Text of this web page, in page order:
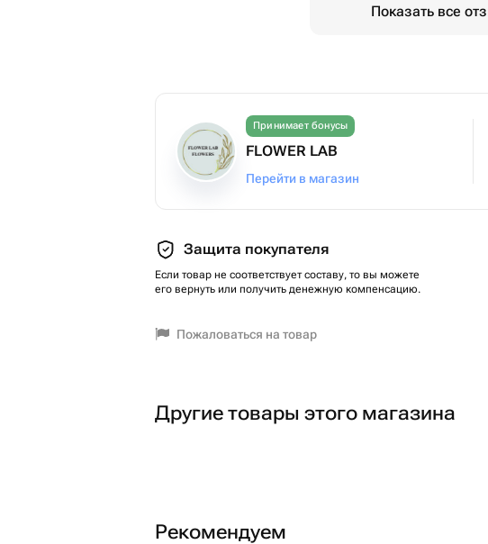
Показать все
Принимает бонусы
FLOWER LAB
Перейти в магазин
Защита покупателя
Если товар не соответствует составу, то вы можете
его вернуть или получить денежную компенсацию.
Пожаловаться на товар
Другие товары этого магазина
Рекомендуем